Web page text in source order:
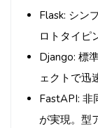
Flask: シン
ロトタイピ
Django: 標
ェクトで迅
FastAPI: 非
が実現。型